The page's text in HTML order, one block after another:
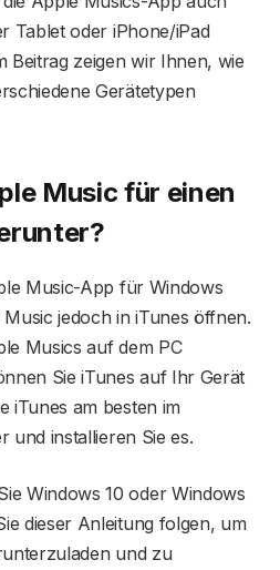
Tablet oder iPhone/iPad
Beitrag zeigen wir Ihnen, wie
Gerätetypen
Music für einen
Music-App für Windows
jedoch in iTunes öffnen.
Musics auf dem PC
Sie iTunes auf Ihr Gerät
iTunes am besten im
und installieren Sie es.
Windows 10 oder Windows
dieser Anleitung folgen, um
und zu